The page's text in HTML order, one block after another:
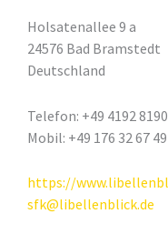
Holsatenallee 9 a
24576 Bad Bramstedt
Deutschland
Telefon: +49 4192
Mobil: +49 176 32 67
https://
sfk@libellenblick.de